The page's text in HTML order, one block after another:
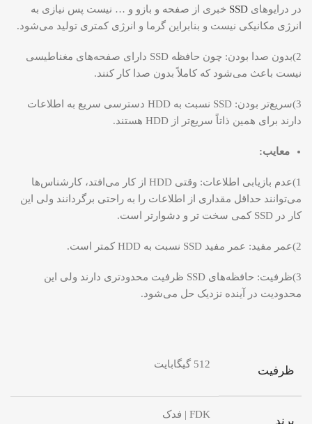
در درایو‌های SSD خبری از صفحه و بازو و … نیست پس نیازی به
انرژی مکانیکی نیست و بنابراین گرما و انرژی کمتری تولید می‌شود.
2)بدون صدا بودن: چون حافظه SSD دارای صفحه‌های مغناطیسی
نیست باعث می‌شود که کاملاً بدون صدا کار کنند.
3)سریع‌تر بودن: SSD نسبت به HDD دسترسی سریع به اطلاعات
دارند برای همین ذاتاً سریع‌تر از HDD هستند.
معایب:
1)عدم بازیابی اطلاعات: وقتی HDD از کار می‌افتد، کارشناس‌ها
می‌توانند حداقل مقداری از اطلاعات را به راحتی برگردانند ولی این
کار در SSD کمی سخت تر و دشوارتر است.
2)عمر مفید: عمر مفید SSD‌ نسبت به HDD کمتر است.
3)ظرفیت: حافظه‌های SSD ظرفیت محدودتری دارند ولی این
محدودیت در آینده نزدیک حل می‌شود.
ظرفیت 512 گیگابایت
برند FDK | فدک